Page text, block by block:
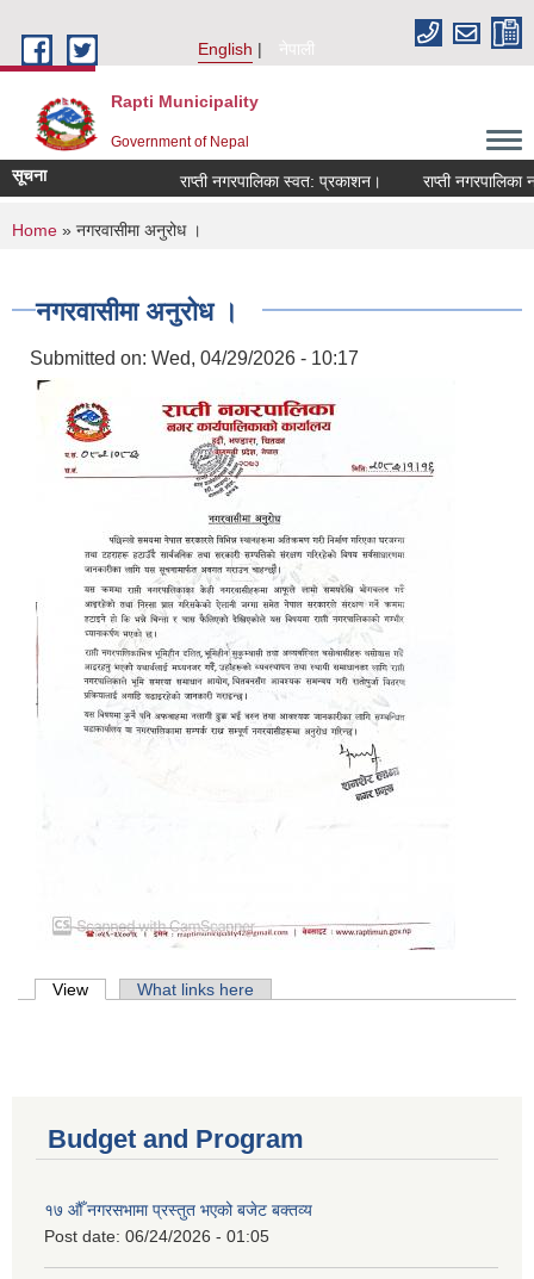
English
नेपाली
Rapti Municipality
Government of Nepal
सूचना राप्ती नगरपालिका स्वत: प्रकाशन। राप्ती नगरपालिका
You are here
Home » नगरवासीमा अनुरोध ।
नगरवासीमा अनुरोध ।
Submitted on: Wed, 04/29/2026 - 10:17
Primary tabs
View (active tab)What links here
Budget and Program
१७ औँ नगरसभामा प्रस्तुत भएको बजेट बक्तव्य
Post date: 06/24/2026 - 01:05